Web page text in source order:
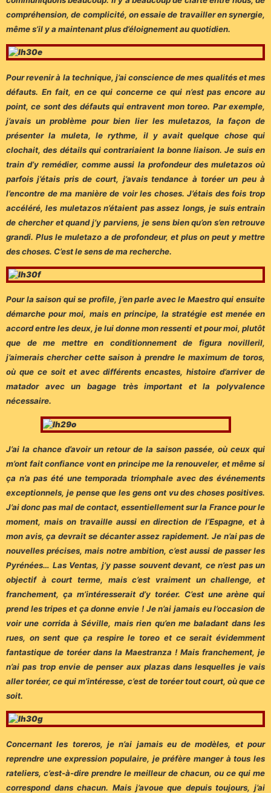
compréhension, de complicité, on essaie de travailler en synergie,
même s’il y a maintenant plus d’éloignement au quotidien.
Pour revenir à la technique, j’ai conscience de mes qualités et mes
défauts. En fait, en ce qui concerne ce qui n’est pas encore au
point, ce sont des défauts qui entravent mon toreo. Par exemple,
j’avais un problème pour bien lier les muletazos, la façon de
présenter la muleta, le rythme, il y avait quelque chose qui
clochait, des détails qui contrariaient la bonne liaison. Je suis en
train d’y remédier, comme aussi la profondeur des muletazos où
parfois j’étais pris de court, j’avais tendance à toréer un peu à
l’encontre de ma manière de voir les choses. J’étais des fois trop
accéléré, les muletazos n’étaient pas assez longs, je suis entrain
de chercher et quand j’y parviens, je sens bien qu’on s’en retrouve
grandi. Plus le muletazo a de profondeur, et plus on peut y mettre
des choses. C’est le sens de ma recherche.
Pour la saison qui se profile, j’en parle avec le Maestro qui ensuite
démarche pour moi, mais en principe, la stratégie est menée en
accord entre les deux, je lui donne mon ressenti et pour moi, plutôt
que de me mettre en conditionnement de figura novilleril,
j’aimerais chercher cette saison à prendre le maximum de toros,
où que ce soit et avec différents encastes, histoire d’arriver de
matador avec un bagage très important et la polyvalence
nécessaire.
J’ai la chance d’avoir un retour de la saison passée, où ceux qui
m’ont fait confiance vont en principe me la renouveler, et même si
ça n’a pas été une temporada triomphale avec des événements
exceptionnels, je pense que les gens ont vu des choses positives.
J’ai donc pas mal de contact, essentiellement sur la France pour le
moment, mais on travaille aussi en direction de l’Espagne, et à
mon avis, ça devrait se décanter assez rapidement. Je n’ai pas de
nouvelles précises, mais notre ambition, c’est aussi de passer les
Pyrénées… Las Ventas, j’y passe souvent devant, ce n’est pas un
objectif à court terme, mais c’est vraiment un challenge, et
franchement, ça m’intéresserait d’y toréer. C’est une arène qui
prend les tripes et ça donne envie ! Je n’ai jamais eu l’occasion de
voir une corrida à Séville, mais rien qu’en me baladant dans les
rues, on sent que ça respire le toreo et ce serait évidemment
fantastique de toréer dans la Maestranza ! Mais franchement, je
n’ai pas trop envie de penser aux plazas dans lesquelles je vais
aller toréer, ce qui m’intéresse, c’est de toréer tout court, où que ce
soit.
Concernant les toreros, je n’ai jamais eu de modèles, et pour
reprendre une expression populaire, je préfère manger à tous les
rateliers, c’est-à-dire prendre le meilleur de chacun, ou ce qui me
correspond dans chacun. Mais j’avoue que depuis toujours, j’ai